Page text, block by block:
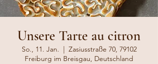
Unsere Tarte au citron
So., 11. Jan.
  |
Zasiusstraße 70, 79102
Freiburg im Breisgau, Deutschland